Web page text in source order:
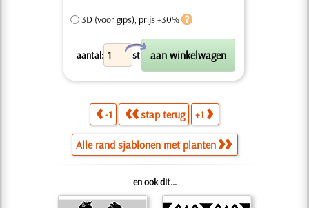
3D (voor gips), prijs +30%
aantal: st.
X
-1 stap terug +1
Alle rand sjablonen met planten
en ook dit...